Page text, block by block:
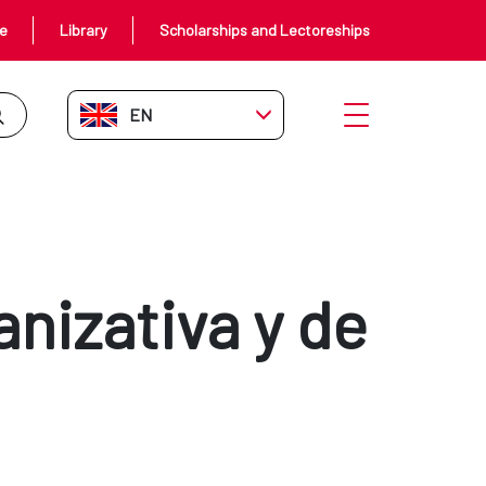
Library Scholarships and Lectoreships
EN-GB Open menu
y de